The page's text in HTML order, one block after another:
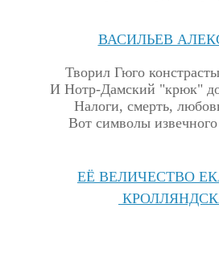
ВАСИЛЬЕВ
Творил Гюго
И Нотр-Дамский "крюк"
Налоги, смерть,
Вот символы извечного
ЕЁ ВЕЛИЧЕСТВО